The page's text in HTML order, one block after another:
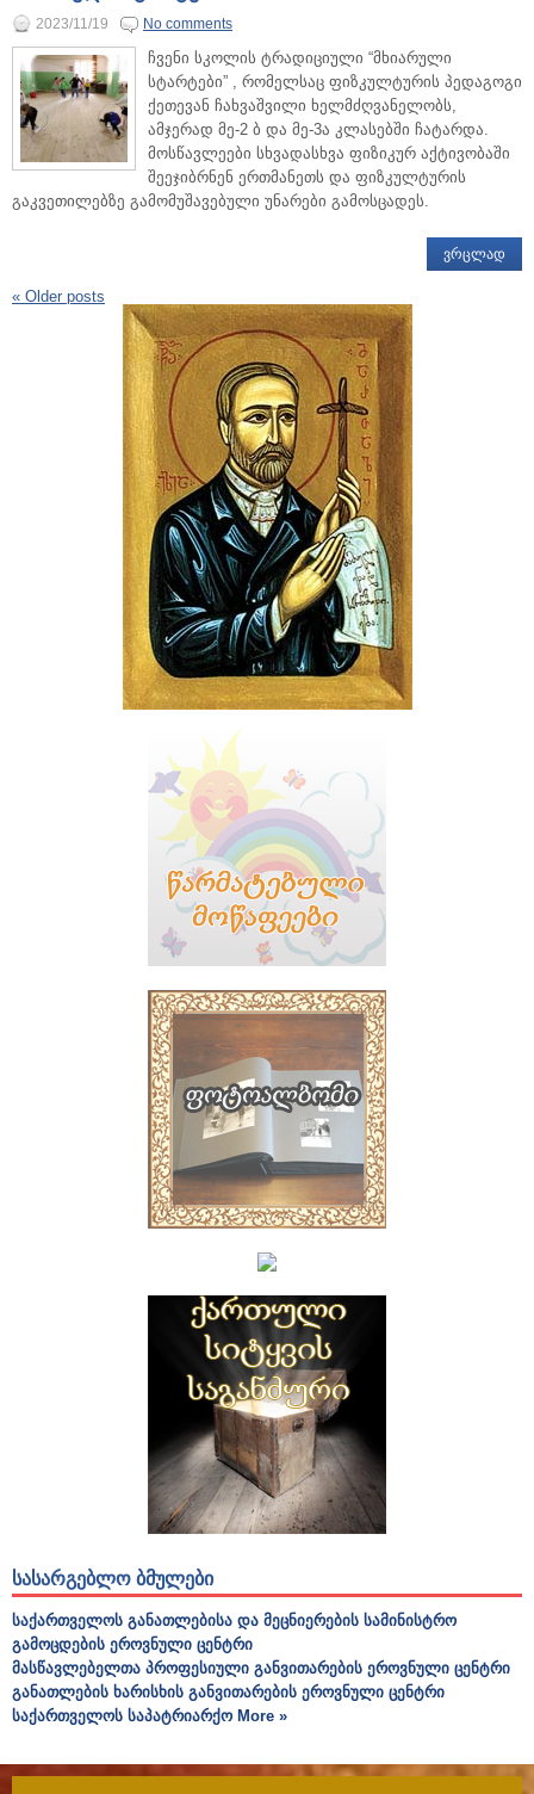
2023/11/19 No comments
ჩვენი სკოლის ტრადიციული “მხიარული
სტარტები” , რომელსაც ფიზკულტურის პედაგოგი
ქეთევან ჩახვაშვილი ხელმძღვანელობს,
ამჯერად მე-2 ბ და მე-3ა კლასებში ჩატარდა.
მოსწავლეები სხვადასხვა ფიზიკურ აქტივობაში
შეეჯიბრნენ ერთმანეთს და ფიზკულტურის
გაკვეთილებზე გამომუშავებული უნარები გამოსცადეს.
ᲕᲠᲪᲚᲐᲓ
« Older posts
ᲡᲐᲡᲐᲠᲒᲔᲑᲚᲝ ᲑᲛᲣᲚᲔᲑᲘ
საქართველოს განათლებისა და მეცნიერების სამინისტრო
გამოცდების ეროვნული ცენტრი
მასწავლებელთა პროფესიული განვითარების ეროვნული ცენტრი
განათლების ხარისხის განვითარების ეროვნული ცენტრი
საქართველოს საპატრიარქო More »